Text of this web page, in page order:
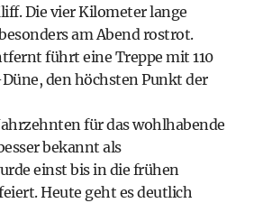
Die vier Kilometer lange
am Abend rostrot.
führt eine Treppe mit 110
den höchsten Punkt der
für das wohlhabende
bekannt als
einst bis in die frühen
Heute geht es deutlich